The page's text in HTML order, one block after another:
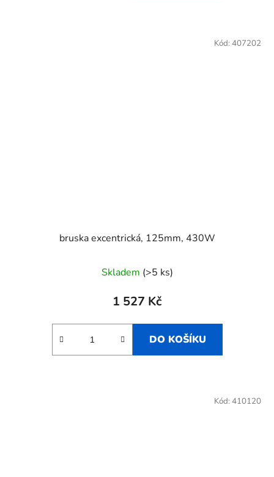
bruska excentrická, 125mm, 430W
Skladem (>5 ks)
1 527 Kč
DO KOŠÍKU
Kód: 407202
Kód: 410120